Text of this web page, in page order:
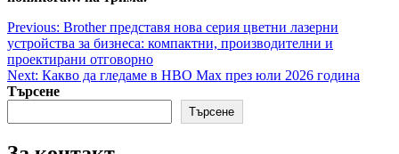
Post
navigation
Previous: Brother представя нова серия цветни лазерни
устройства за бизнеса: компактни, производителни и
проектирани отговорно
Next: Какво да гледаме в HBO Max през юли 2026 година
Търсене
Търсене